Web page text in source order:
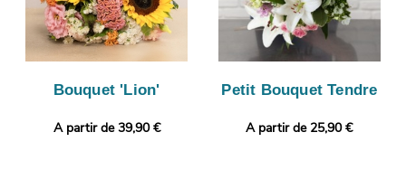
Bouquet 'Lion'
A partir de 39,90 €
Petit Bouquet Tendre
A partir de 25,90 €